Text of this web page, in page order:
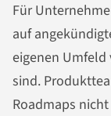
Für
auf
eigenen
sind.
Roadmaps